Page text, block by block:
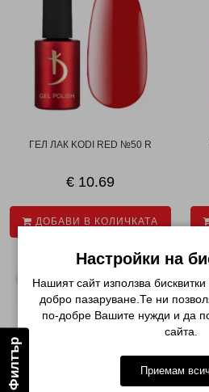
Филтър
ГЕЛ ЛАК KODI RED №50 R
€ 10.69
ДОБАВИ В КОЛИЧКАТА
Настройки на
Нашият сайт използва
добро пазаруване.Те ни
по-добре Вашите нужди и да
сайта.
Приемам